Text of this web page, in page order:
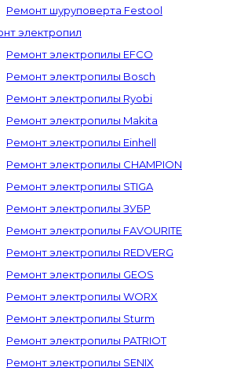
Ремонт шуруповерта Festool
электропил
Ремонт электропилы EFCO
Ремонт электропилы Bosch
Ремонт электропилы Ryobi
Ремонт электропилы Makita
Ремонт электропилы Einhell
Ремонт электропилы CHAMPION
Ремонт электропилы STIGA
Ремонт электропилы ЗУБР
Ремонт электропилы FAVOURITE
Ремонт электропилы REDVERG
Ремонт электропилы GEOS
Ремонт электропилы WORX
Ремонт электропилы Sturm
Ремонт электропилы PATRIOT
Ремонт электропилы SENIX